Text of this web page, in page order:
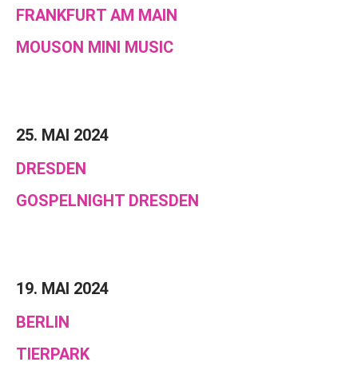
FRANKFURT AM MAIN
MOUSON MINI MUSIC
25. MAI 2024
DRESDEN
GOSPELNIGHT DRESDEN
19. MAI 2024
BERLIN
TIERPARK